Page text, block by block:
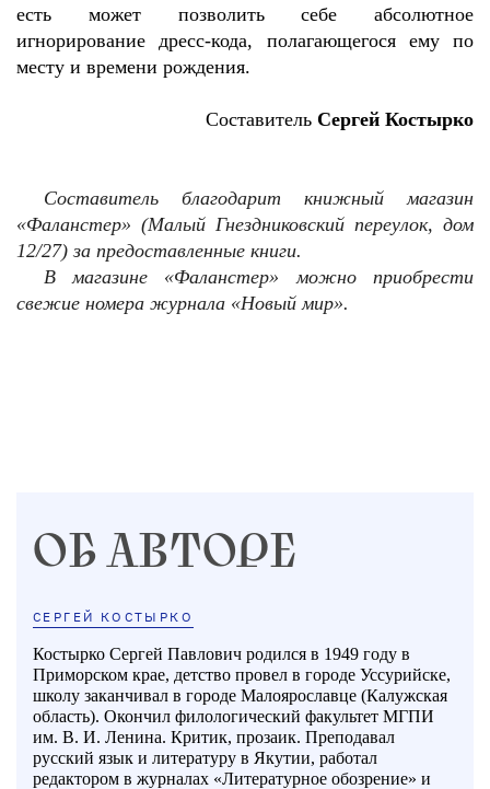
есть может позволить себе абсолютное
игнорирование дресс-кода, полагающегося ему по
месту и времени рождения.
Составитель Сергей Костырко
Составитель благодарит книжный магазин
«Фаланстер» (Малый Гнездниковский переулок, дом
12/27) за предоставленные книги.
В магазине «Фаланстер» можно приобрести
свежие номера журнала «Новый мир».
ОБ АВТОРЕ
СЕРГЕЙ КОСТЫРКО
Костырко Сергей Павлович родился в 1949 году в
Приморском крае, детство провел в городе Уссурийске,
школу заканчивал в городе Малоярославце (Калужская
область). Окончил филологический факультет МГПИ
им. В. И. Ленина. Критик, прозаик. Преподавал
русский язык и литературу в Якутии, работал
редактором в журналах «Литературное обозрение» и